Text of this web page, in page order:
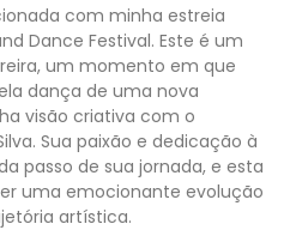
com minha estreia
Dance Festival. Este é um
um momento em que
dança de uma nova
visão criativa com o
Sua paixão e dedicação à
passo de sua jornada, e esta
uma emocionante evolução
artística.